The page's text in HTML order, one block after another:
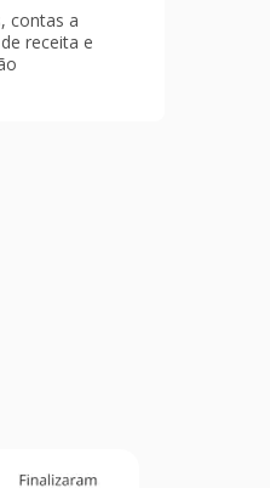
contas a
receita e